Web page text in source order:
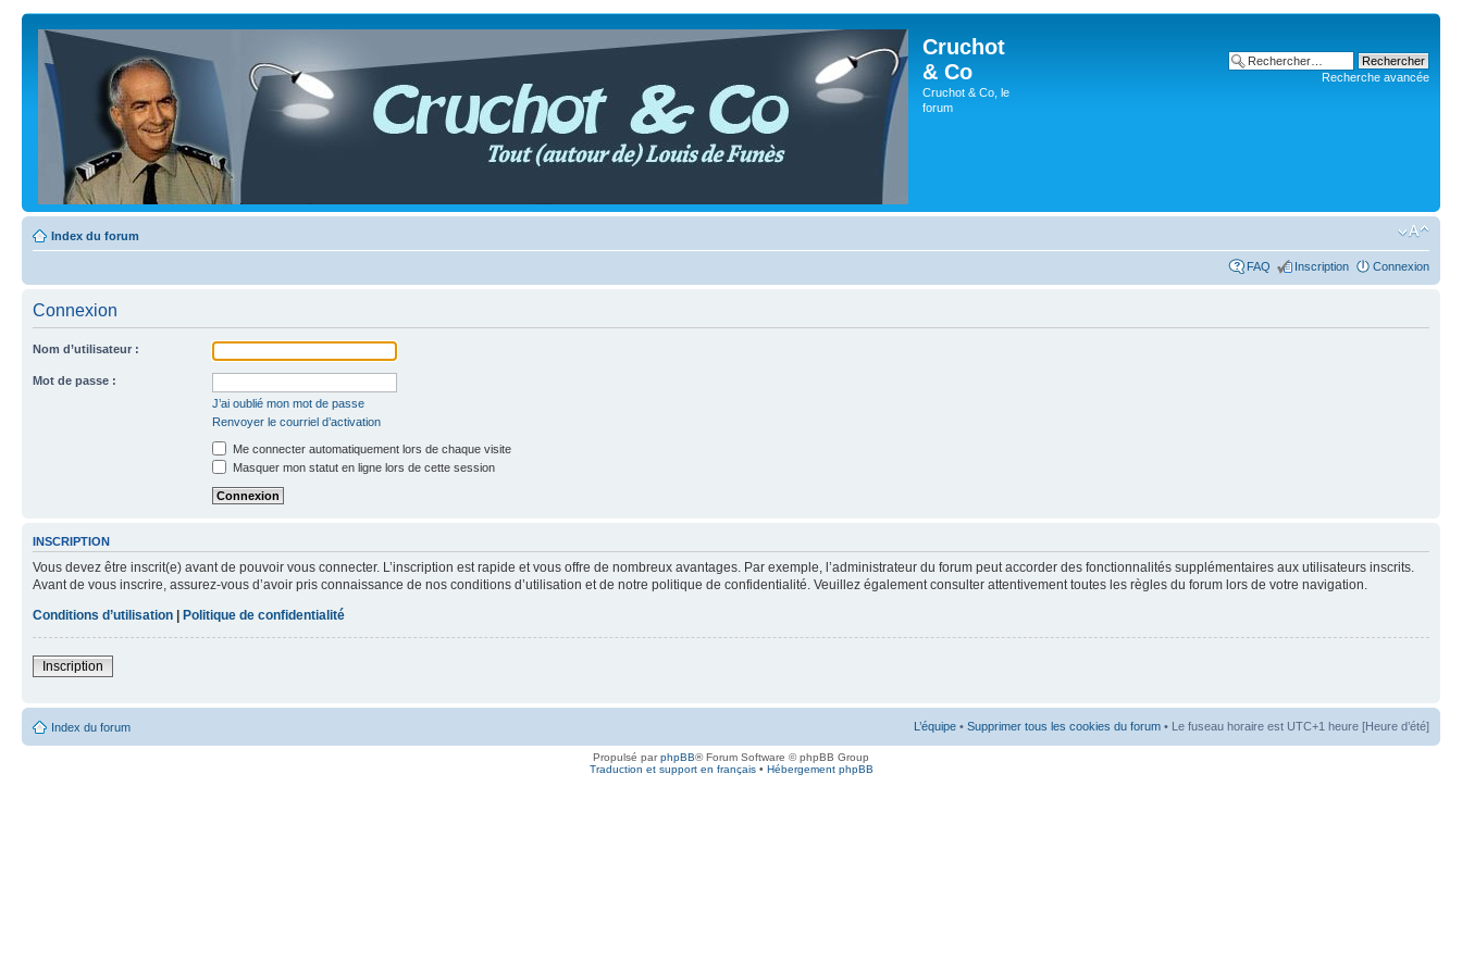
Cruchot
& Co
Cruchot & Co, le
forum
Recherche avancée
Index du forum
FAQ Inscription Connexion
Connexion
Nom d’utilisateur :
Mot de passe :
J’ai oublié mon mot de passe
Renvoyer le courriel d’activation
Me connecter automatiquement lors de chaque visite
Masquer mon statut en ligne lors de cette session
INSCRIPTION
Vous devez être inscrit(e) avant de pouvoir vous connecter. L’inscription est rapide et vous offre de nombreux avantages. Par exemple, l’administrateur du forum peut accorder des fonctionnalités supplémentaires aux utilisateurs inscrits.
Avant de vous inscrire, assurez-vous d’avoir pris connaissance de nos conditions d’utilisation et de notre politique de confidentialité. Veuillez également consulter attentivement toutes les règles du forum lors de votre navigation.
Conditions d’utilisation | Politique de confidentialité
Inscription
Index du forum L’équipe • Supprimer tous les cookies du forum • Le fuseau horaire est UTC+1 heure [Heure d’été]
Propulsé parphpBB® Forum Software © phpBB Group
Traduction et support en français• Hébergement phpBB